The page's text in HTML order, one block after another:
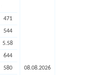
471
544
5.58
644
580 08.08.2026